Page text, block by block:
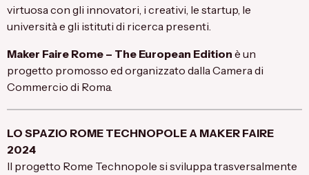
virtuosa con gli innovatori, i creativi, le startup, le
università e gli istituti di ricerca presenti.
Maker Faire Rome – The European Edition è un
progetto promosso ed organizzato dallaCamera di
Commercio di Roma.
LO SPAZIO ROME TECHNOPOLE A MAKER FAIRE
2024
Il progetto Rome Technopole si sviluppa trasversalmente